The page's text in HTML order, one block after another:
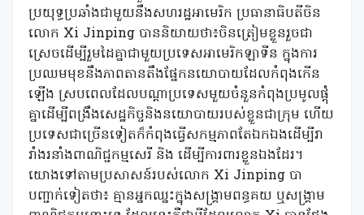
ប្រយុទ្ធប្រឆាំងជាមួយនឹងសហរដ្ឋអាមេរិក ប្រធានាធិបតីចិន
លោក Xi Jinping បាននិយាយថា៖ចិនត្រៀមខ្លួនរួចជា
ស្រេចដើម្បីរួមដៃគ្នាជាមួយប្រទេសអាមេរិកឡាទីន ក្នុងការ
ប្រឈមមុខនឹងភាពតានតឹងផ្នែកនយោបាយដែលកំពុងកើន
ឡើង ស្របពេលដែលបណ្ដាប្រទេសមួយចំនួនកំពុងប្រមូលផ្ដុំ
គ្នាដើម្បីពង្រឹងសេដ្ឋកិច្ចនិងនយោបាយរបស់ខ្លួនជាក្រុម ហើយ
ប្រទេសជាច្រើនទៀតក៏កំពុងធ្វើសកម្មភាពតែឯកឯងដើម្បីរា
រាំងរនាំងពាណិជ្ជកម្មសេរី និង ដើម្បីការពារខ្លួនឯងដែរ។
យោងទៅតាមប្រសាសន៍របស់លោក Xi Jinping បា
បញ្ជាក់ទៀតថា៖ គ្មានអ្នកឈ្នះក្នុងសង្គ្រាមពន្ធគយ ឬសង្គ្រាម